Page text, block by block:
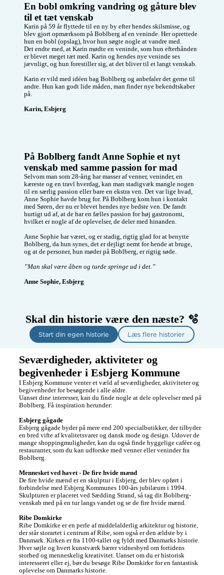
bor i et lille
rækkehus
Vil du høre mere så
skriv gerne.
Gitte
Jeg er selv
de seneste år boet i
København. Jeg er
derfor totalt på
udebane 😂😅
En bobl omkring vandring og gåture blev
til et tæt venskab
Karin på 59 år flyttede til en ny by efter hendes skilsmisse, og
blev gjort opmærksom på Boblberg af en veninde. Her oprettede
hun en bobl (opslag), hvor hun søgte nogle at vandre med.
Det endte med, at Karin mødte en veninde, som hun efterhånden
er blevet meget tæt med. Karin og hendes nye veninde ses
jævnligt, og hun forestiller sig, at det bliver til et langt venskab.
Karin er vild med idéen bag Boblberg og anbefaler det gerne til
andre. Hun kan godt lide måden, man finder nye bekendtskaber
på.
Karin, Esbjerg
På Boblberg fandt Anne Sophie et nyt
venskab med samme passion for mad
Selvom man som 28-årig har masser af venner, veninder, en
kæreste og en travl hverdag, kan man stadigvæk mangle nogen
til en særlig passion eller bare en ekstra ven. Det var lige hvad,
Anne Sophie havde brug for. På Boblberg kom hun i kontakt
med Søren, der nu er blevet hendes nye bedste ven. De fandt
hurtigt ud af, at de har en fælles passion for høj gastronomi,
hvilket er nogle af de oplevelser, de deler med hinanden.
Anne Sophie har været, og er stadig, rigtig glad for at benytte
Boblberg, da hun synes, det er dejligt nemt for hende at bruge,
og at de personer, hun møder på Boblberg, er rigtig søde.
”Man skal være åben og turde springe ud i det.”
Anne Sophie, Esbjerg
Skal din historie være den næste? 🫧
Start din egen historie Læs flere historier
Seværdigheder, aktiviteter og
begivenheder i Esbjerg Kommune
I Esbjerg Kommune venter et væld af seværdigheder, aktiviteter og
begivenheder for besøgende i alle aldre.
Uanset dine interesser, kan du finde nogle at dele oplevelser med på
Boblberg. Få inspiration herunder:
Esbjerg gågade
Esbjerg gågade byder på mere end 200 specialbutikker, der tilbyder
en bred vifte af kvalitetsvarer og dansk mode og design. Udover de
mange shoppingmuligheder, kan du også finde hyggelige caféer og
restauranter, som du kan udforske med venner eller veninder fra
Boblberg.
Mennesket ved havet - De fire hvide mænd
De fire hvide mænd er en skulptur i Esbjerg, der blev opført i
forbindelse med Esbjerg Kommunes 100-års jubilæum i 1994.
Skulpturen er placeret ved Sædding Strand, så tag dit Boblberg-
venskab med på en tur langs vandet og se de fire hvide mænd.
Ribe Domkirke
Ribe Domkirke er en perle af middelalderlig arkitektur og historie,
der står storartet i centrum af Ribe, som også er den ældste by i
Danmark. Kirken er fra 1100-tallet og fyldt med Danmarks historie.
Hver søjle og hvert kunstværk bærer vidnesbyrd om fortidens
storhed og menneskelig kreativitet. Uanset om du er historisk
interesseret eller ej, bør du besøge Ribe Domkirke for en fantastisk
oplevelse om Danmarks historie.